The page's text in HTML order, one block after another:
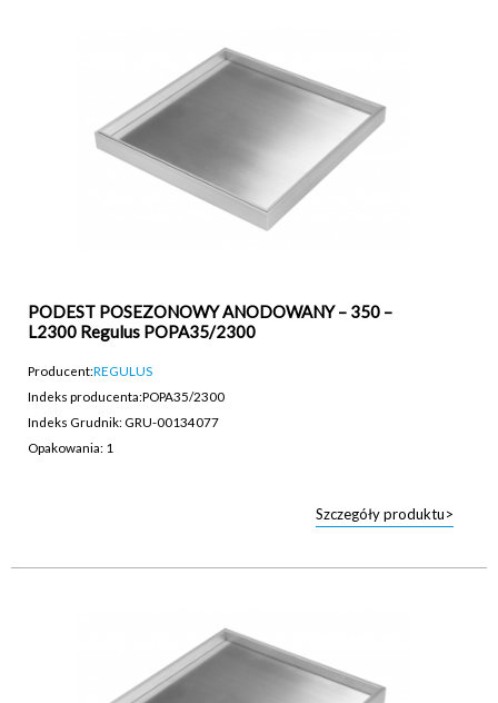
PODEST POSEZONOWY ANODOWANY – 350 –
L2300 Regulus POPA35/2300
Producent:REGULUS
Indeks producenta:POPA35/2300
Indeks Grudnik: GRU-00134077
Opakowania: 1
Szczegóły produktu>